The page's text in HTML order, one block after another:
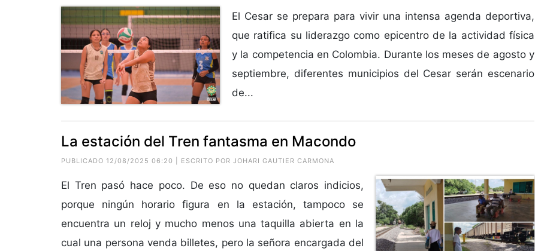
El Cesar se prepara para vivir una intensa agenda deportiva,
que ratifica su liderazgo como epicentro de la actividad física
y la competencia en Colombia. Durante los meses de agosto y
septiembre, diferentes municipios del Cesar serán escenario
de...
La estación del Tren fantasma en Macondo
PUBLICADO 12/08/2025 06:20 | ESCRITO POR JOHARI GAUTIER CARMONA
El Tren pasó hace poco. De eso no quedan claros indicios,
porque ningún horario figura en la estación, tampoco se
encuentra un reloj y mucho menos una taquilla abierta en la
cual una persona venda billetes, pero la señora encargada del